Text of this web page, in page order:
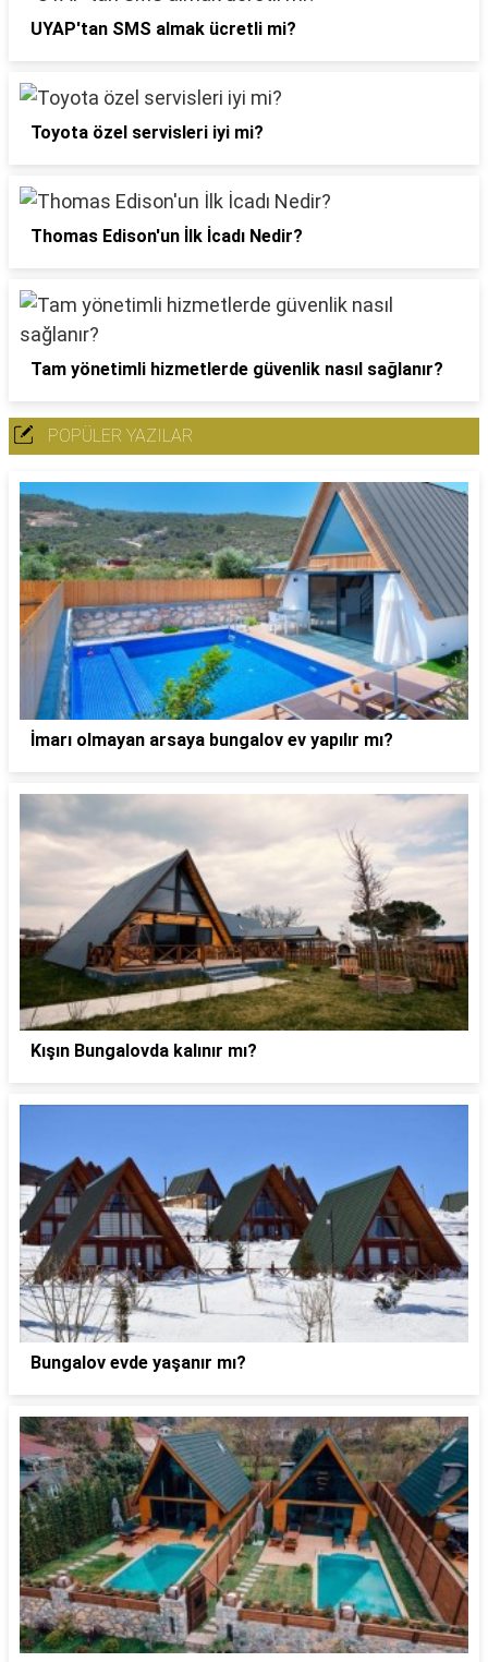
UYAP'tan SMS almak ücretli mi?
Toyota özel servisleri iyi mi?
Thomas Edison'un İlk İcadı Nedir?
Tam yönetimli hizmetlerde güvenlik nasıl sağlanır?
POPÜLER YAZILAR
İmarı olmayan arsaya bungalov ev yapılır mı?
Kışın Bungalovda kalınır mı?
Bungalov evde yaşanır mı?